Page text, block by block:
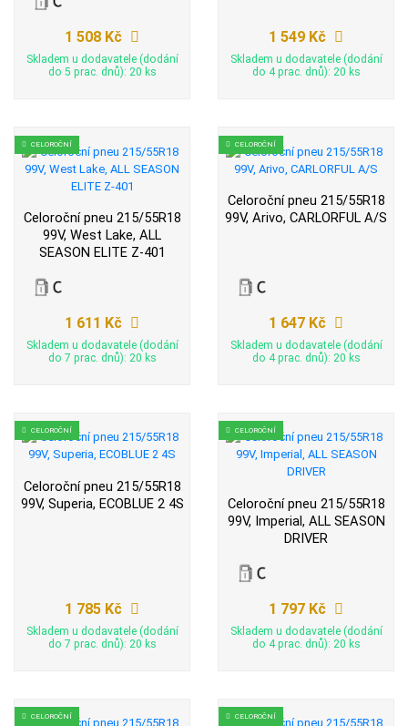
1 508 Kč
Skladem u dodavatele (dodání
do 5 prac. dnů): 20 ks
1 549 Kč
Skladem u dodavatele (dodání
do 4 prac. dnů): 20 ks
CELOROČNÍ
Celoroční pneu 215/55R18
99V, West Lake, ALL
SEASON ELITE Z-401
1 611 Kč
Skladem u dodavatele (dodání
do 7 prac. dnů): 20 ks
CELOROČNÍ
Celoroční pneu 215/55R18
99V, Arivo, CARLORFUL A/S
1 647 Kč
Skladem u dodavatele (dodání
do 4 prac. dnů): 20 ks
CELOROČNÍ
Celoroční pneu 215/55R18
99V, Superia, ECOBLUE 2 4S
1 785 Kč
Skladem u dodavatele (dodání
do 7 prac. dnů): 20 ks
CELOROČNÍ
Celoroční pneu 215/55R18
99V, Imperial, ALL SEASON
DRIVER
1 797 Kč
Skladem u dodavatele (dodání
do 4 prac. dnů): 20 ks
CELOROČNÍ CELOROČNÍ